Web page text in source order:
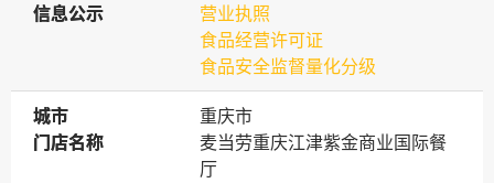
信息公示
信息公示
营业执照
食品经营许可证
食品安全监督量化分级
城市
城市
重庆市
门店名称
门店名称
麦当劳重庆江津紫金商业国际餐
厅